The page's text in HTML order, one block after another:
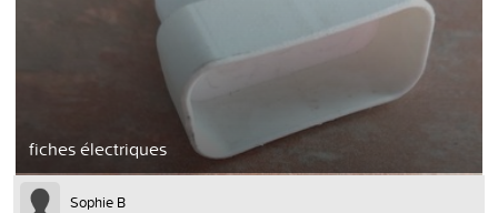
fiches électriques
Sophie B